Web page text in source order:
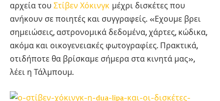
αρχεία του Στίβεν Χόκινγκ μέχρι δισκέτες που
ανήκουν σε ποιητές και συγγραφείς. «Εχουμε βρει
σημειώσεις, αστρονομικά δεδομένα, χάρτες, κώδικα,
ακόμα και οικογενειακές φωτογραφίες. Πρακτικά,
οτιδήποτε θα βρίσκαμε σήμερα στα κινητά μας»,
λέει η Τάλμπουμ.